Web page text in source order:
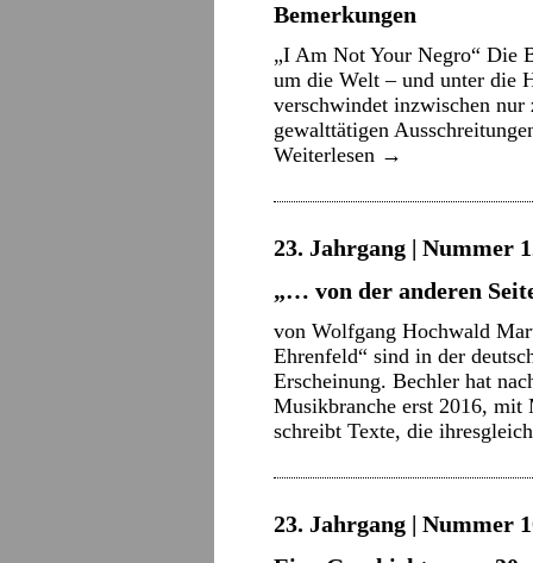
Bemerkungen
„I Am Not Your Negro“ Die
um die Welt – und unter die
verschwindet inzwischen
gewalttätigen
Weiterlesen →
23. Jahrgang | Nummer
„… von der anderen
von Wolfgang Hochwald
Ehrenfeld“ sind in der
Erscheinung. Bechler hat
Musikbranche erst 2016,
schreibt Texte, die
23. Jahrgang | Nummer